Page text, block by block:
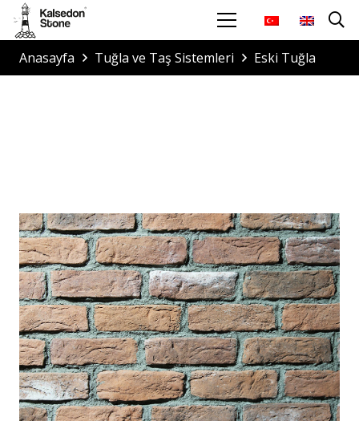
Anasayfa Tuğla ve Taş Sistemleri Eski Tuğla